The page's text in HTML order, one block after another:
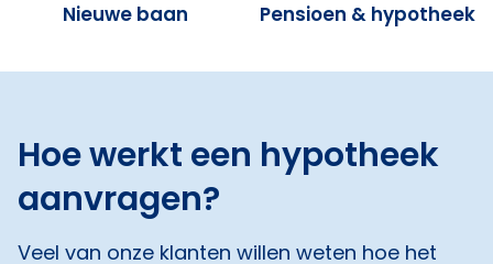
Nieuwe baan Pensioen & hypotheek
Hoe werkt een hypotheek
aanvragen?
Veel van onze klanten willen weten hoe het